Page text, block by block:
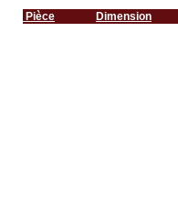
Pièce Dimension